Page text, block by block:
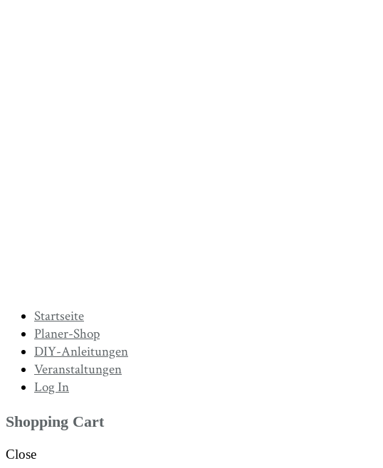
Startseite
Planer-Shop
DIY-Anleitungen
Veranstaltungen
Log In
Shopping Cart
Close